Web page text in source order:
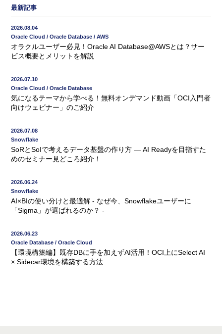
最新記事
2026.08.04
Oracle Cloud / Oracle Database / AWS
オラクルユーザー必見！Oracle AI Database@AWSとは？サー
ビス概要とメリットを解説
2026.07.10
Oracle Cloud / Oracle Database
気になるテーマから学べる！無料オンデマンド動画「OCI入門者
向けウェビナー」のご紹介
2026.07.08
Snowflake
SoRとSoIで考えるデータ基盤の作り方 ― AI Readyを目指すた
めのセミナー見どころ紹介！
2026.06.24
Snowflake
AI×BIの使い分けと最適解 - なぜ今、Snowflakeユーザーに
「Sigma」が選ばれるのか？ -
2026.06.23
Oracle Database / Oracle Cloud
【環境構築編】既存DBに手を加えずAI活用！OCI上にSelect AI
× Sidecar環境を構築する方法